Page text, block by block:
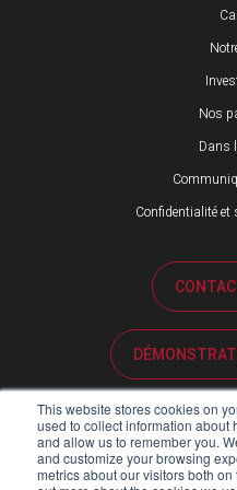
This website stores cookies on
used to collect information about
and allow us to remember you.
and customize your browsing
metrics about our visitors both
Nos
Dans
Confidentialité et